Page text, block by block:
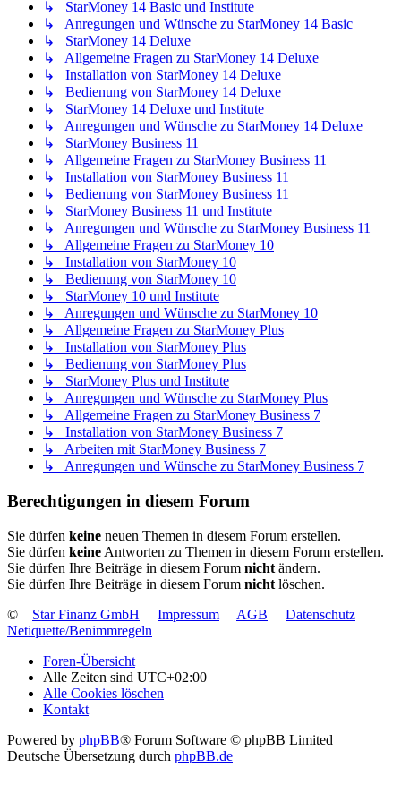
↳ StarMoney 14 Basic und Institute
↳ Anregungen und Wünsche zu StarMoney 14 Basic
↳ StarMoney 14 Deluxe
↳ Allgemeine Fragen zu StarMoney 14 Deluxe
↳ Installation von StarMoney 14 Deluxe
↳ Bedienung von StarMoney 14 Deluxe
↳ StarMoney 14 Deluxe und Institute
↳ Anregungen und Wünsche zu StarMoney 14 Deluxe
↳ StarMoney Business 11
↳ Allgemeine Fragen zu StarMoney Business 11
↳ Installation von StarMoney Business 11
↳ Bedienung von StarMoney Business 11
↳ StarMoney Business 11 und Institute
↳ Anregungen und Wünsche zu StarMoney Business 11
↳ Allgemeine Fragen zu StarMoney 10
↳ Installation von StarMoney 10
↳ Bedienung von StarMoney 10
↳ StarMoney 10 und Institute
↳ Anregungen und Wünsche zu StarMoney 10
↳ Allgemeine Fragen zu StarMoney Plus
↳ Installation von StarMoney Plus
↳ Bedienung von StarMoney Plus
↳ StarMoney Plus und Institute
↳ Anregungen und Wünsche zu StarMoney Plus
↳ Allgemeine Fragen zu StarMoney Business 7
↳ Installation von StarMoney Business 7
↳ Arbeiten mit StarMoney Business 7
↳ Anregungen und Wünsche zu StarMoney Business 7
Berechtigungen in diesem Forum
Sie dürfen keine neuen Themen in diesem Forum erstellen.
Sie dürfen keine Antworten zu Themen in diesem Forum erstellen.
Sie dürfen Ihre Beiträge in diesem Forum nicht ändern.
Sie dürfen Ihre Beiträge in diesem Forum nicht löschen.
©
Star Finanz GmbH Impressum AGB
Datenschutz
Netiquette/Benimmregeln
Foren-Übersicht
Alle Zeiten sind UTC+02:00
Alle Cookies löschen
Kontakt
Powered by phpBB® Forum Software © phpBB Limited
Deutsche Übersetzung durch phpBB.de